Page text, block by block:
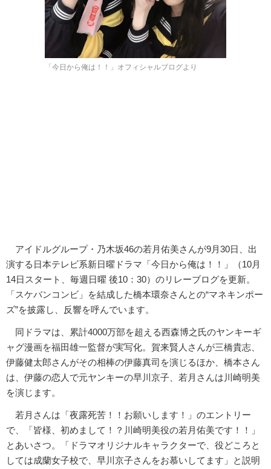
「今日から俺は！！」オフィシャルブログより
アイドルグループ・乃木坂46の若月佑美さんが9月30日、出
演する日本テレビ系新日曜ドラマ「今日から俺は！！」（10月
14日スタート、毎週日曜 後10：30）のリレーブログを更新。
「スケバンコンビ」を結成した橋本環奈さんとの“マネキンポー
ズ”を披露し、反響を呼んでいます。
同ドラマは、累計4000万部を超える西森博之氏のヤンキーギ
ャグ漫画を福田雄一監督が実写化。賀来賢人さんが三橋貴志、
伊藤健太郎さんがその相棒の伊藤真司を演じるほか、橋本さん
は、伊藤の恋人で元ヤンキーの早川京子、若月さんは川崎明美
を演じます。
若月さんは「夜露死苦！！お願いします！」のエントリー
で、「皆様、初めまして！？川崎明美役の若月佑美です！！」
とあいさつ。「ドラマオリジナルキャラクターで、役どころと
しては成蘭女子校で、早川京子さんをお慕いしてます」と説明